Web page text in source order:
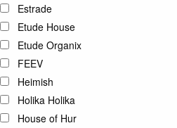
Estrade
Etude House
Etude Organix
FEEV
Heimish
Holika Holika
House of Hur